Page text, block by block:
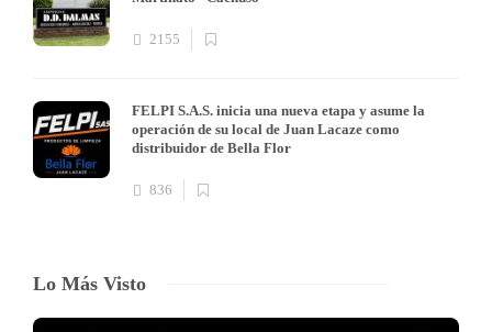
2155
FELPI S.A.S. inicia una nueva etapa y asume la
operación de su local de Juan Lacaze como
distribuidor de Bella Flor
836
Lo Más Visto